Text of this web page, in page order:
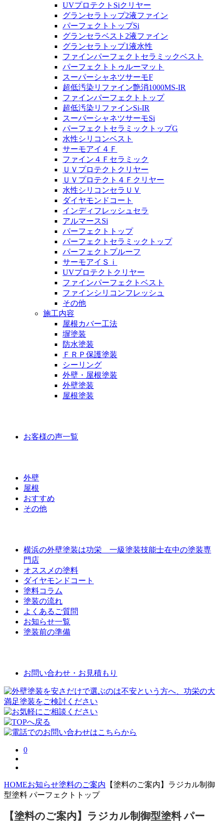
UVプロテクトSiクリヤー
グランセラトップ2液ファイン
パーフェクトトップSi
グランセラベスト2液ファイン
グランセラトップ1液水性
ファインパーフェクトセラミックベスト
パーフェクトトゥルーマット
スーパーシャネツサーモF
超低汚染リファイン艶消1000MS-IR
ファインパーフェクトトップ
超低汚染リファインSi-IR
スーパーシャネツサーモSi
パーフェクトセラミックトップG
水性シリコンベスト
サーモアイ４Ｆ
ファイン４Ｆセラミック
ＵＶプロテクトクリヤー
ＵＶプロテクト４Ｆクリヤー
水性シリコンセラＵＶ
ダイヤモンドコート
インディフレッシュセラ
アルマースSi
パーフェクトトップ
パーフェクトセラミックトップ
パーフェクトプルーフ
サーモアイＳｉ
UVプロテクトクリヤー
ファインパーフェクトベスト
ファインシリコンフレッシュ
その他
施工内容
屋根カバー工法
塀塗装
防水塗装
ＦＲＰ保護塗装
シーリング
外壁・屋根塗装
外壁塗装
屋根塗装
お客様の声一覧
外壁
屋根
おすすめ
その他
横浜の外壁塗装は功栄 一級塗装技能士在中の塗装専
門店
オススメの塗料
ダイヤモンドコート
塗料コラム
塗装の流れ
よくあるご質問
お知らせ一覧
塗装前の準備
お問い合わせ・お見積もり
0
HOMEお知らせ塗料のご案内 【塗料のご案内】ラジカル制御
型塗料 パーフェクトトップ
【塗料のご案内】ラジカル制御型塗料 パー